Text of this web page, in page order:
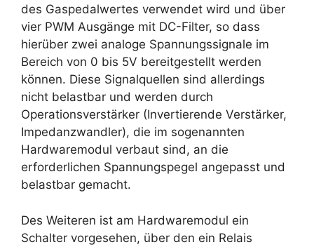
des Gaspedalwertes verwendet wird und über
vier PWM Ausgänge mit DC-Filter, so dass
hierüber zwei analoge Spannungssignale im
Bereich von 0 bis 5V bereitgestellt werden
können. Diese Signalquellen sind allerdings
nicht belastbar und werden durch
Operationsverstärker (Invertierende Verstärker,
Impedanzwandler), die im sogenannten
Hardwaremodul verbaut sind, an die
erforderlichen Spannungspegel angepasst und
belastbar gemacht.
Des Weiteren ist am Hardwaremodul ein
Schalter vorgesehen, über den ein Relais